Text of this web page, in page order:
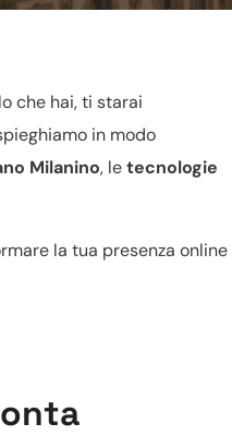
che hai, ti starai
in modo
Milanino, letecnologie
la tua presenza online